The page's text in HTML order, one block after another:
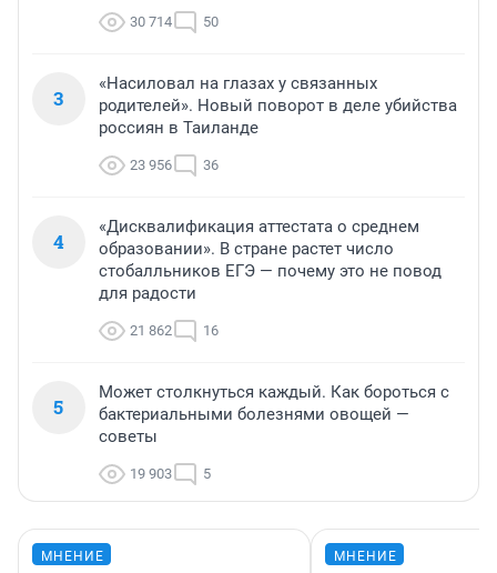
30 714 50
3
«Насиловал на глазах у связанных
родителей». Новый поворот в деле убийства
россиян в Таиланде
23 956 36
4
«Дисквалификация аттестата о среднем
образовании». В стране растет число
стобалльников ЕГЭ — почему это не повод
для радости
21 862 16
5
Может столкнуться каждый. Как бороться с
бактериальными болезнями овощей —
советы
19 903 5
МНЕНИЕ МНЕНИЕ